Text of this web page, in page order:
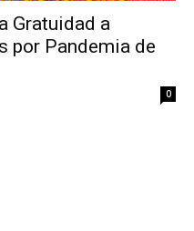
Gratuidad a
por Pandemia de
0